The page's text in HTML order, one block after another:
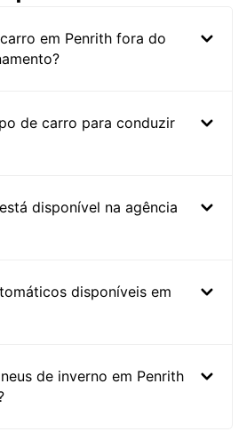
em Penrith fora do
de carro para conduzir
disponível na agência
disponíveis em
de inverno em Penrith